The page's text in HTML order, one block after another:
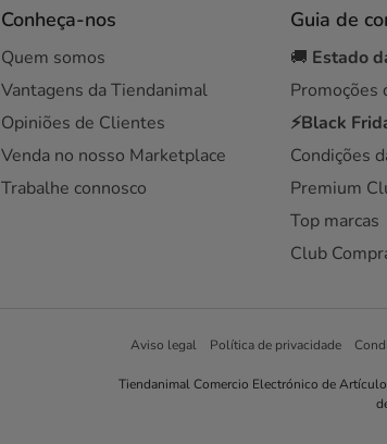
Conheça-nos
Quem somos
Vantagens da Tiendanimal
Opiniões de Clientes
Venda no nosso Marketplace
Trabalhe connosco
Guia de
🚚 Estado
Promoções
⚡Black
Condições
Premium
Top marcas
Club
Aviso legal Política de privacidade
Tiendanimal Comercio Electrónico de